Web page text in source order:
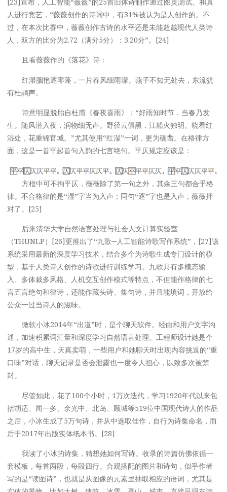
人进行竞艺，“薇薇创作的诗词中，有31%被认为是人创作的。不
过，在本次比赛中，薇薇创作古诗的水平还是未能超越现代人类诗
人，双方的比分为2.72（满分5分）：3.20分”。[24]
且看薇薇作的《落花》诗：
红湿胭艳逐零蓬，一片春风细雨濛。燕子不知无处去，东流犹
有杜鹃声。
诗意明显脱胎自杜甫《春夜喜雨》：“好雨知时节，当春乃发
生。随风潜入夜，润物细无声。野径云俱黑，江船火独明。晓看红
湿处，花重锦官城。”尤其使用“红湿”一词，更为确凿。在格律方
面，这是一首平起首句入韵的七言绝句。平仄规定应该是：
方框中可不拘平仄，薇薇除了第一句之外，其余三句都合乎格
律。不合格律的是“湿”字当为入声；同句“逐”字也是入声，薇薇押
对了。[25]
后来清华大学自然语言处理与社会人文计算实验室
（THUNLP）[26]更推出了“九歌─人工智能诗歌写作系统”，[27]该
系统采用最新的深度学习技术，结合多个为诗歌生成专门设计的模
型，基于人类诗人创作的诗歌进行训练学习。九歌具有多模态输
入、多体裁多风格、人机交互创作模式等特点，不但能作格律的七
言五言绝句和律诗，还能作藏头诗、集句诗，并且能填词，开放给
公众一过当诗人的滋味。
微软小冰2014年“出道”时，是个聊天软件。经由和用户文字沟
通，加速积累词汇量和深度学习自然语言处理。工程师设计她是个
17岁的高中生，天真卖萌，一些用户和她聊天时出现内容挑逗的“重
口味”对话，聊天记录是否会泄露也一度令人担心，以致多次被禁
封。
尽管如此，花了100个小时，1万次迭代，学习1920年代以来包
括胡适、闻一多、余光中、北岛、顾城等519位中国现代诗人的作品
之后，小冰生成了5万句诗，并从中选取佳作，自行为诗集命名，而
后于2017年出版实体纸本书。[28]
我读了小冰的诗集，猜想她如何写诗。收录的诗篇仿佛依循一
套模板，每首两段，每段四行。合观搭配的图片和诗句，似乎作者
写的是“读图诗”，也就是从图像的元素里抽取相应的语词，尤其是